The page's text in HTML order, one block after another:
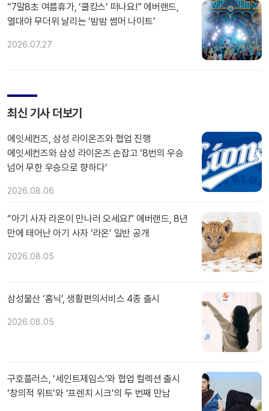
“7말8초 여름휴가, ‘쿨캉스’ 떠나요!” 에버랜드,
열대야 무더위 날리는 ‘밤밤 썸머 나이트’
2026.07.27
최신 기사 더보기
에잇세컨즈, 삼성 라이온즈와 협업 진행
에잇세컨즈와 삼성 라이온즈 손잡고 ‘8번의 우승
넘어 무한 우승으로 향하다’
2026.08.06
“아기 사자 라온이 만나러 오세요!” 에버랜드, 8년
만에 태어난 아기 사자 ‘라온’ 일반 공개
2026.08.05
삼성물산 ‘홈닉’, 생활편의서비스 4종 출시
2026.08.05
구호플러스, ‘세인트제임스’와 협업 컬렉션 출시
‘창의적 위트’와 ‘프렌치 시크’의 두 번째 만남